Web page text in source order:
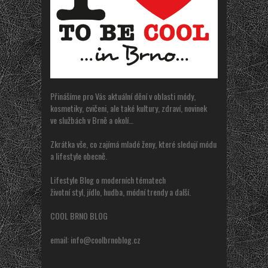
Přinášíme pro Vás aktuální dění v oblasti módy,
kosmetiky, cvičeni, ale také kultury, zdraví, novinek
ve službách v Brně a okolí…
Zkrátka vše, co zajímá mladé ženy, které sledují módu
a lifestyle obecně.
Lifestyle Blog o moderních tématech
životní styl, jídlo, hudba, módní trendy a další.
COOL BRNO BLOG
email:info@coolbrnoblog.cz